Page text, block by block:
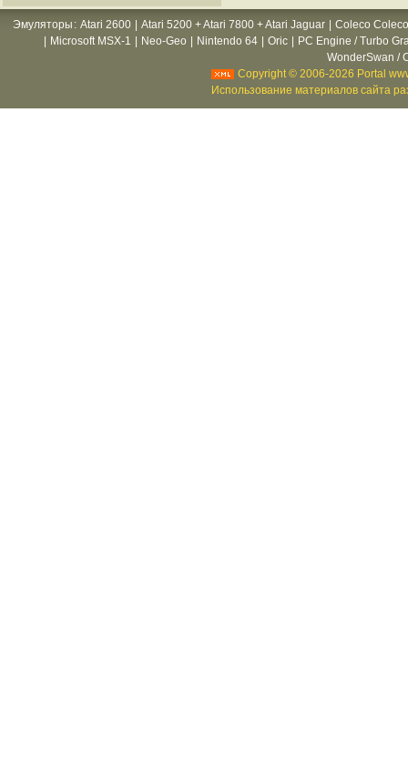
Эмуляторы : Atari 2600 Atari 5200 + Atari 7800 + Atari Jaguar
Coleco
Microsoft MSX-1 Neo-Geo Nintendo 64 Oric
PC Engine / Turbo
WonderSwan /
Copyright © 2006-2026 Portal
Использование материалов сайта